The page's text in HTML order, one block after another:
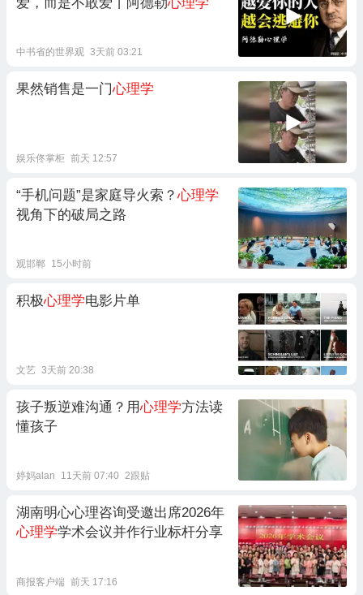
中书省的世界观 3天前 03:21
果然销售是一门心理学
娱乐佟掌柜 前天 12:57
“手机问题”是家庭导火索？心理学
视角下的破局之路
观邯郸 15小时前
积极心理学电影片单
文艺 3天前 20:38
孩子叛逆难沟通？用心理学方法读
懂孩子
婷妈alan 11天前 07:40 2跟贴
湖南明心心理咨询受邀出席2026年
心理学学术会议并作行业标杆分享
商报客户端 前天 17:16